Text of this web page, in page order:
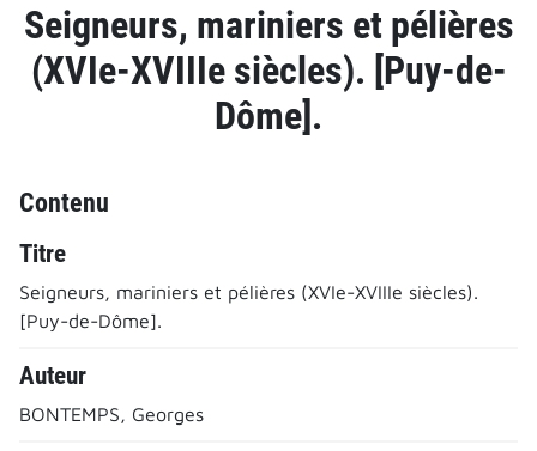
Seigneurs, mariniers et pélières
(XVIe-XVIIIe siècles). [Puy-de-
Dôme].
Contenu
Titre
Seigneurs, mariniers et pélières (XVIe-XVIIIe siècles).
[Puy-de-Dôme].
Auteur
BONTEMPS, Georges